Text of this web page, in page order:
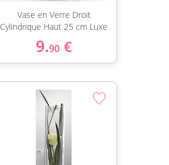
Vase en Verre Droit
Cylindrique Haut 25 cm Luxe
9.90 €